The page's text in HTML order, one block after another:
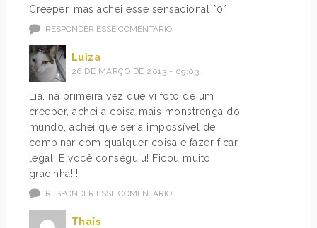
Creeper, mas achei esse sensacional *0*
RESPONDER ESSE COMENTÁRIO
Luiza
26 DE MARÇO DE 2013 - 09:03
Lia, na primeira vez que vi foto de um
creeper, achei a coisa mais monstrenga do
mundo, achei que seria impossível de
combinar com qualquer coisa e fazer ficar
legal. E você conseguiu! Ficou muito
gracinha!!!
RESPONDER ESSE COMENTÁRIO
Thaís